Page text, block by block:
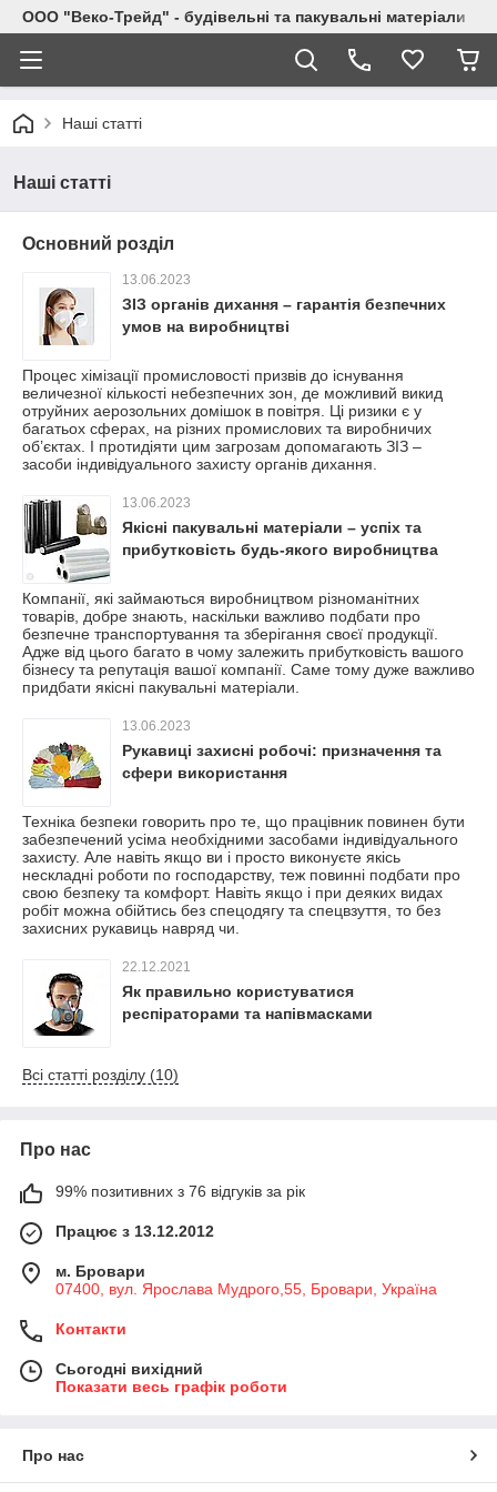
ООО "Веко-Трейд" - будівельні та пакувальні матеріали
Наші статті
Наші статті
Основний розділ
13.06.2023
ЗІЗ органів дихання – гарантія безпечних
умов на виробництві
Процес хімізації промисловості призвів до існування
величезної кількості небезпечних зон, де можливий викид
отруйних аерозольних домішок в повітря. Ці ризики є у
багатьох сферах, на різних промислових та виробничих
об’єктах. І протидіяти цим загрозам допомагають ЗІЗ –
засоби індивідуального захисту органів дихання.
13.06.2023
Якісні пакувальні матеріали – успіх та
прибутковість будь-якого виробництва
Компанії, які займаються виробництвом різноманітних
товарів, добре знають, наскільки важливо подбати про
безпечне транспортування та зберігання своєї продукції.
Адже від цього багато в чому залежить прибутковість вашого
бізнесу та репутація вашої компанії. Саме тому дуже важливо
придбати якісні пакувальні матеріали.
13.06.2023
Рукавиці захисні робочі: призначення та
сфери використання
Техніка безпеки говорить про те, що працівник повинен бути
забезпечений усіма необхідними засобами індивідуального
захисту. Але навіть якщо ви і просто виконуєте якісь
нескладні роботи по господарству, теж повинні подбати про
свою безпеку та комфорт. Навіть якщо і при деяких видах
робіт можна обійтись без спецодягу та спецвзуття, то без
захисних рукавиць навряд чи.
22.12.2021
Як правильно користуватися
респіраторами та напівмасками
Всі статті розділу (10)
Про нас
99% позитивних з 76 відгуків за рік
Працює з 13.12.2012
м. Бровари
07400, вул. Ярослава Мудрого,55, Бровари, Україна
Контакти
Сьогодні вихідний
Показати весь графік роботи
Про нас